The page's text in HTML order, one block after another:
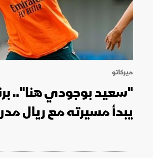
ميركاتو
"سعيد بوجودي هنا"..
يبدأ مسيرته مع ريال